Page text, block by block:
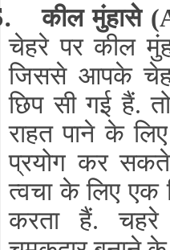
कील मुंहासे
चेहरे पर कील
जिससे आपके
छिप सी गई हैं.
राहत पाने के
प्रयोग कर
त्वचा के लिए एक
करता हैं.